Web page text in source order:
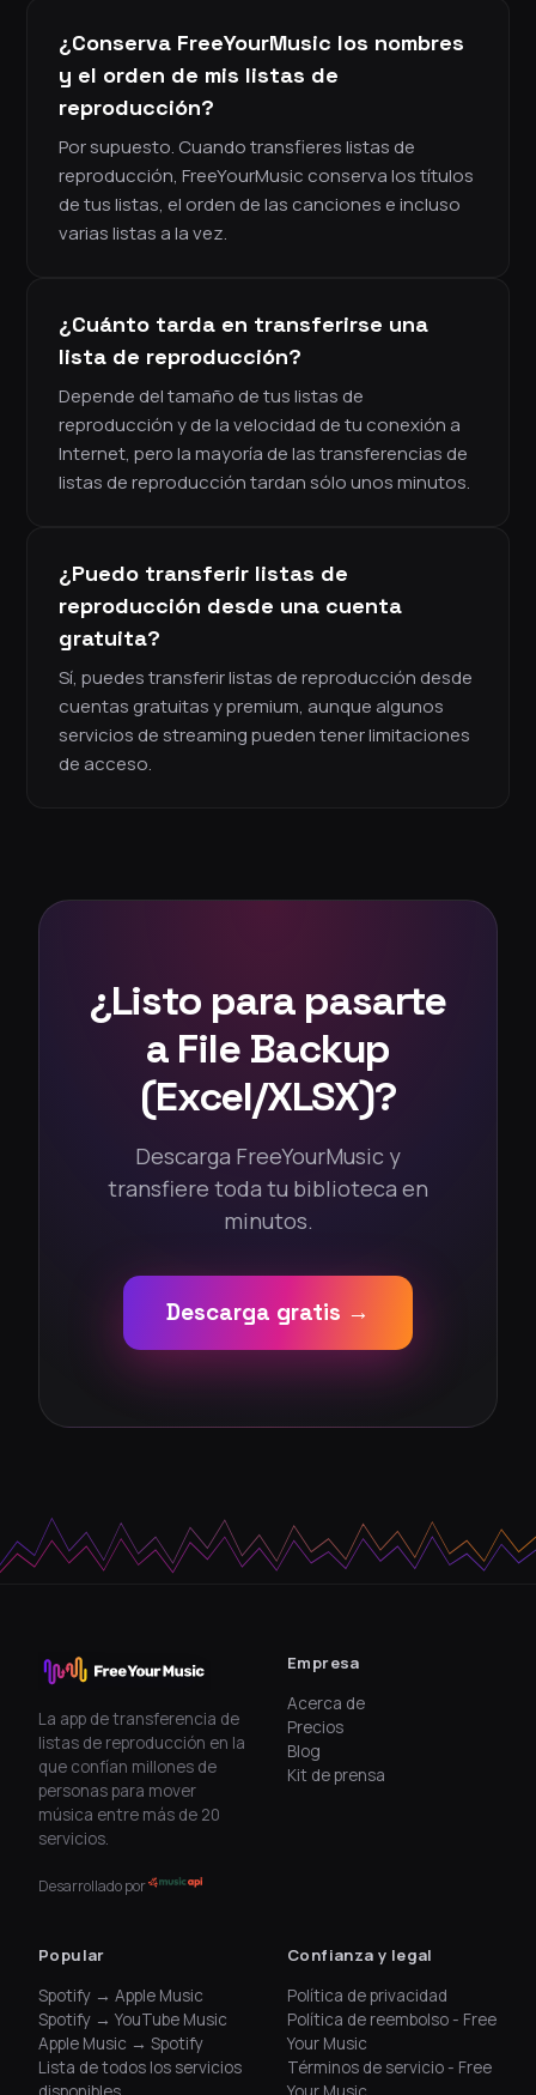
¿Conserva FreeYourMusic los nombres
y el orden de mis listas de
reproducción?
Por supuesto. Cuando transfieres listas de
reproducción, FreeYourMusic conserva los títulos
de tus listas, el orden de las canciones e incluso
varias listas a la vez.
¿Cuánto tarda en transferirse una
lista de reproducción?
Depende del tamaño de tus listas de
reproducción y de la velocidad de tu conexión a
Internet, pero la mayoría de las transferencias de
listas de reproducción tardan sólo unos minutos.
¿Puedo transferir listas de
reproducción desde una cuenta
gratuita?
Sí, puedes transferir listas de reproducción desde
cuentas gratuitas y premium, aunque algunos
servicios de streaming pueden tener limitaciones
de acceso.
¿Listo para pasarte
a File Backup
(Excel/XLSX)?
Descarga FreeYourMusic y
transfiere toda tu biblioteca en
minutos.
Descarga gratis →
La app de transferencia de
listas de reproducción en la
que confían millones de
personas para mover
música entre más de 20
servicios.
Desarrollado por
Empresa
Acerca de
Precios
Blog
Kit de prensa
Popular
Spotify → Apple Music
Spotify → YouTube Music
Apple Music → Spotify
Lista de todos los servicios
Confianza y legal
Política de privacidad
Política de reembolso - Free
Your Music
Términos de servicio - Free